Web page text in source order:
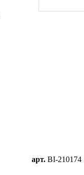
арт. BI-210174